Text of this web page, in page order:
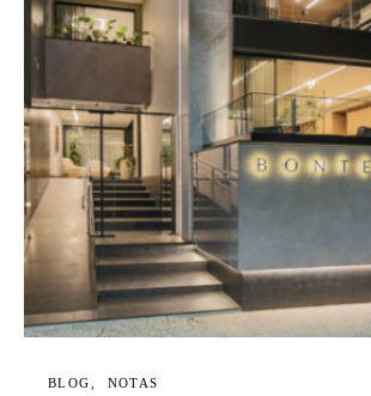
BLOG NOTAS